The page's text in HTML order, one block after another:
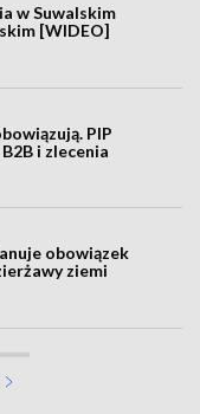
w Suwalskim
[WIDEO]
PIP
i zlecenia
obowiązek
ziemi